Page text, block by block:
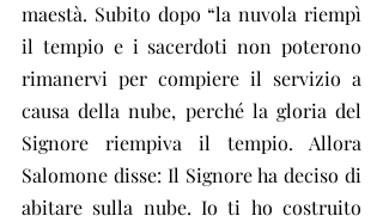
maestà. Subito dopo “la nuvola riempì
il tempio e i sacerdoti non poterono
rimanervi per compiere il servizio a
causa della nube, perché la gloria del
Signore riempiva il tempio. Allora
Salomone disse: Il Signore ha deciso di
abitare sulla nube. Io ti ho costruito